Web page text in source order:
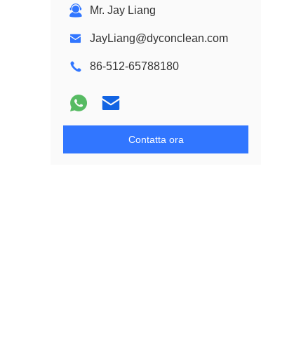
Mr. Jay Liang
JayLiang@dyconclean.com
86-512-65788180
Contatta ora